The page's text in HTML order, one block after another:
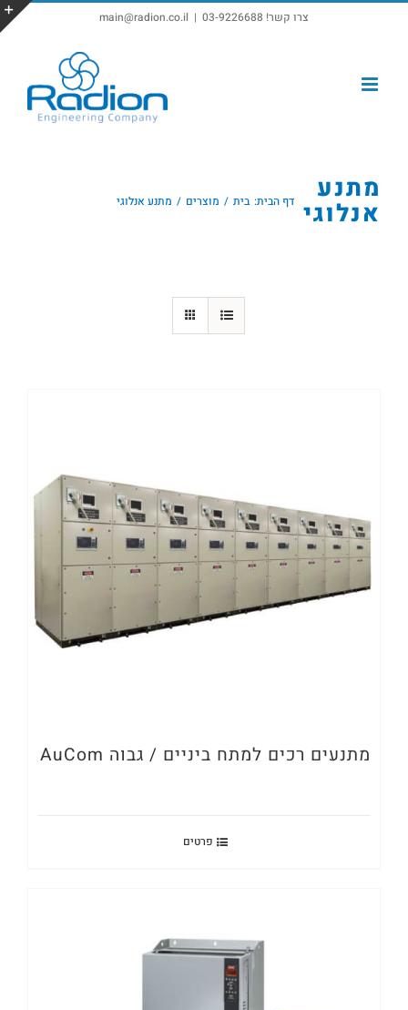
צרו קשר! 03-9226688 |
main@radion.co.il
מתנע
אנלוגי דף הבית: בית מוצרים מתנע אנלוגי
מתנעים רכים למתח ביניים / גבוה AuCom
פרטים